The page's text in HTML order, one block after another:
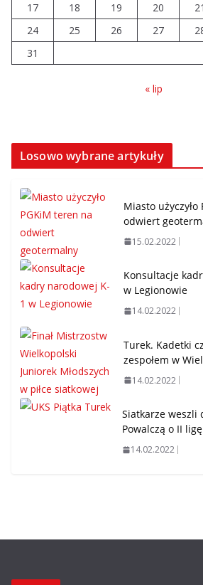
17
18 19 20 21
24
25 26 27
31
« lip
Losowo wybrane artykuły
Miasto
odwiert
15.02.2022
Konsultacje
w Legionowie
14.02.2022
Turek. Kadetki
zespołem w
14.02.2022
Siatkarze weszli
Powalczą o II ligę
14.02.2022